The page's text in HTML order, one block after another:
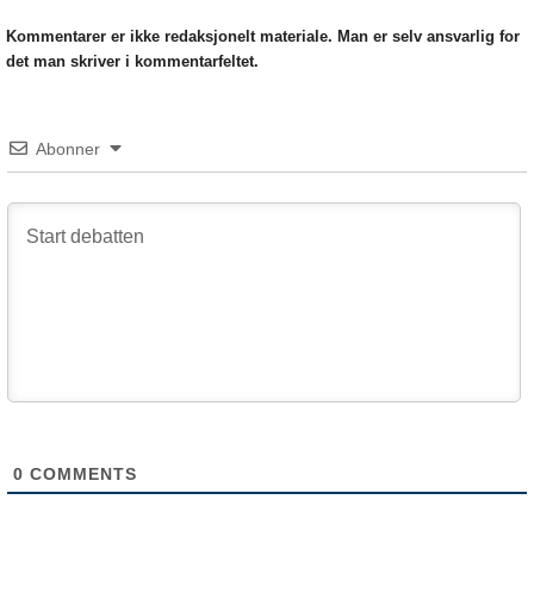
Kommentarer er ikke redaksjonelt materiale. Man er selv ansvarlig for
det man skriver i kommentarfeltet.
Abonner
0 COMMENTS